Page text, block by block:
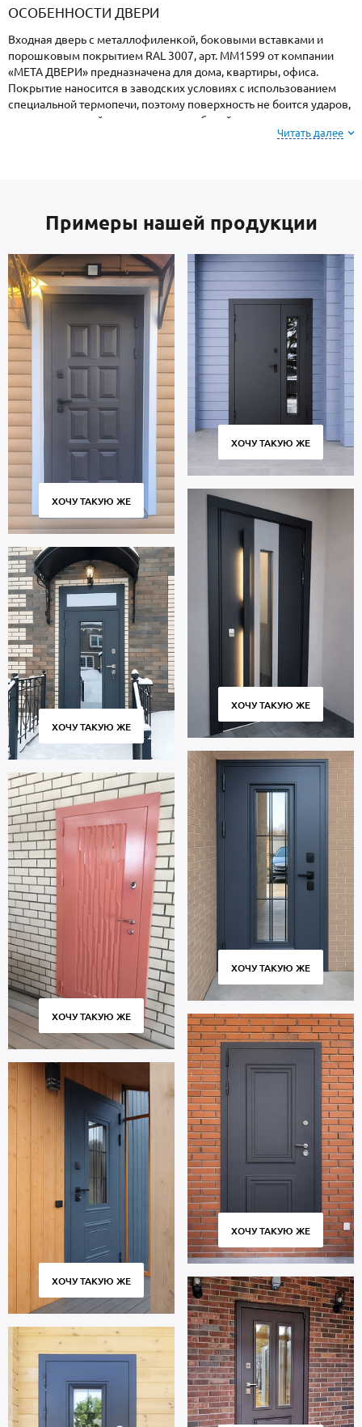
ОСОБЕННОСТИ ДВЕРИ
Входная дверь с металлофиленкой, боковыми вставками и
порошковым покрытием RAL 3007, арт. ММ1599 от компании
«МЕТА ДВЕРИ» предназначена для дома, квартиры, офиса.
Покрытие наносится в заводских условиях с использованием
специальной термопечи, поэтому поверхность не боится ударов,
осадков, высокой влажности и колебаний температуры.
мастера по замерам.
Створка и короб — сталь российского производства, толщиной 2
мм. Отделка внутри: МДФ. Дверь укомплектована
взломостойкими замками.
В полости створки имеется утепление пеноплекс. Уплотнение: 2
контура для дополнительной шумоизоляции.
Дверь порошок предназначена для многолетней эксплуатации и
сохраняет работоспособность в течение 10 тысяч циклов
открытия и закрытия створки. Соблюдение технологии
изготовления, точное соответствие размеров и качественные
петли гарантируют плотное прилегание створки к коробке без
провисания и щелей.
Стоимость указана за базовый размер 2000х800 мм. Гарантия 5
лет.
Позвоните в отдел продаж или оставьте заявку на сайте, чтобы
заказать дверь под ваш размер. Бесплатный замер.
Изготовление от 2 дн. Бережная доставка собственным
транспортом, профессиональный монтаж.
Читать далее
Примеры нашей продукции
ХОЧУ ТАКУЮ ЖЕ
ХОЧУ ТАКУЮ ЖЕ
ХОЧУ ТАКУЮ ЖЕ
ХОЧУ ТАКУЮ ЖЕ
ХОЧУ ТАКУЮ ЖЕ
ХОЧУ ТАКУЮ ЖЕ
ХОЧУ ТАКУЮ ЖЕ
ХОЧУ ТАКУЮ ЖЕ